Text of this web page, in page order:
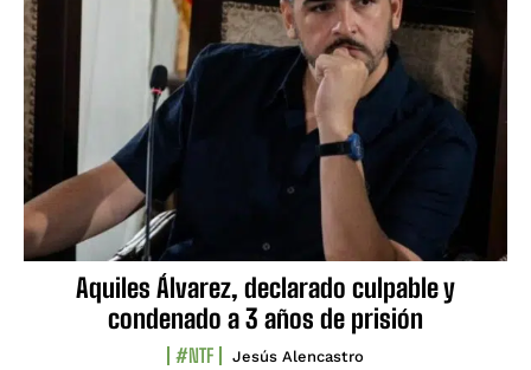
Aquiles Álvarez, declarado culpable y
condenado a 3 años de prisión
#NTF Jesús Alencastro